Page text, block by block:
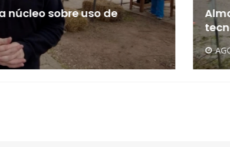
núcleo sobre uso de